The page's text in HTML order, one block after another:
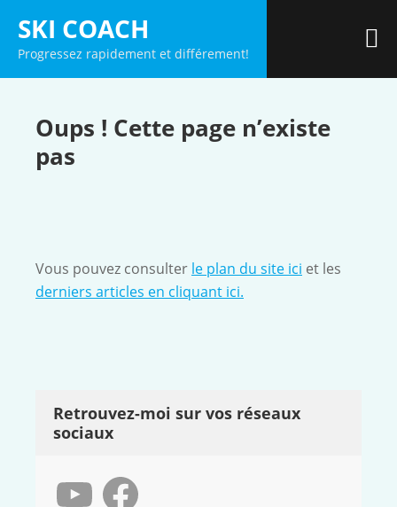
content
SKI COACH
Progressez rapidement et différement!
Oups ! Cette page n’existe
pas
Vous pouvez consulter le plan du site ici et les
derniers articles en cliquant ici.
Retrouvez-moi sur vos réseaux
sociaux
YouTube Facebook